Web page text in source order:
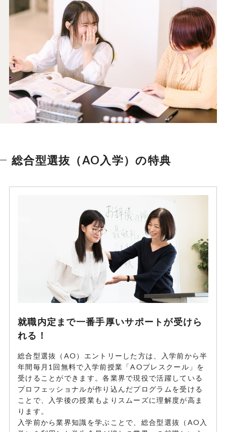
総合型選抜（AO入学）の特典
就職内定まで一番手厚いサポートが受けら
れる！
総合型選抜（AO）エントリーした方は、入学前から半
年間毎月1回無料で入学前授業「AOプレスクール」を
受けることができます。各業界で現役で活躍している
プロフェッショナルが作り込んだプログラムを受ける
ことで、入学後の授業もよりスムーズに理解度が高ま
ります。
入学前から業界知識を学ぶことで、総合型選抜（AO入